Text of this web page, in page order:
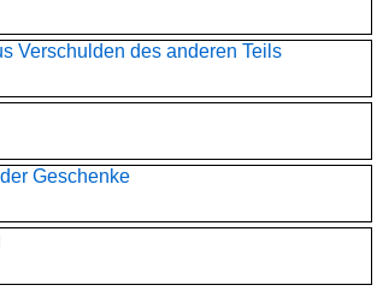
Verschulden des anderen Teils
Geschenke